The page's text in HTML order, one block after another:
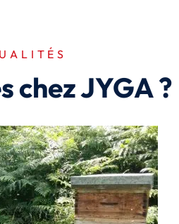
chez JYGA ?